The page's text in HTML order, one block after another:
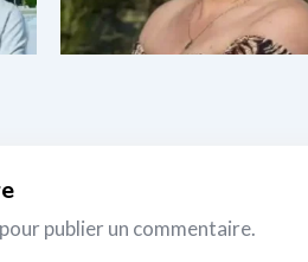
pour publier un commentaire.